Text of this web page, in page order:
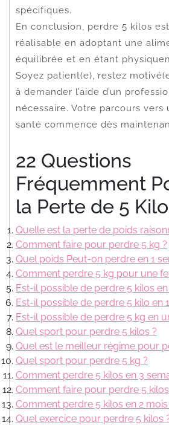
spécifiques.
En conclusion, perdre 5 kilos
réalisable en adoptant une
équilibrée et en étant
Soyez patient(e), restez
à demander l’aide d’un
nécessaire. Votre parcours
santé commence dès
22 Questions
Fréquemment
la Perte de 5
Quelle est la perte de poids
Comment faire pour perdre 5 kg ?
Quel poids Peut-on perdre en 1
Comment perdre 5 kg pour une
Est-il possible de perdre 5 kilos en
Est-il possible de perdre 5 kilo en
Est-il possible de perdre 5 kg en
Quel sport pour perdre 5 kilos ?
Quel est le meilleur régime pour
Quel sport pour perdre 5 kg ?
Comment perdre 5 kilos en 3
Comment faire pour perdre 5
Comment perdre 5 kilos en 2 mois
Quel exercice pour perdre 5 kilos